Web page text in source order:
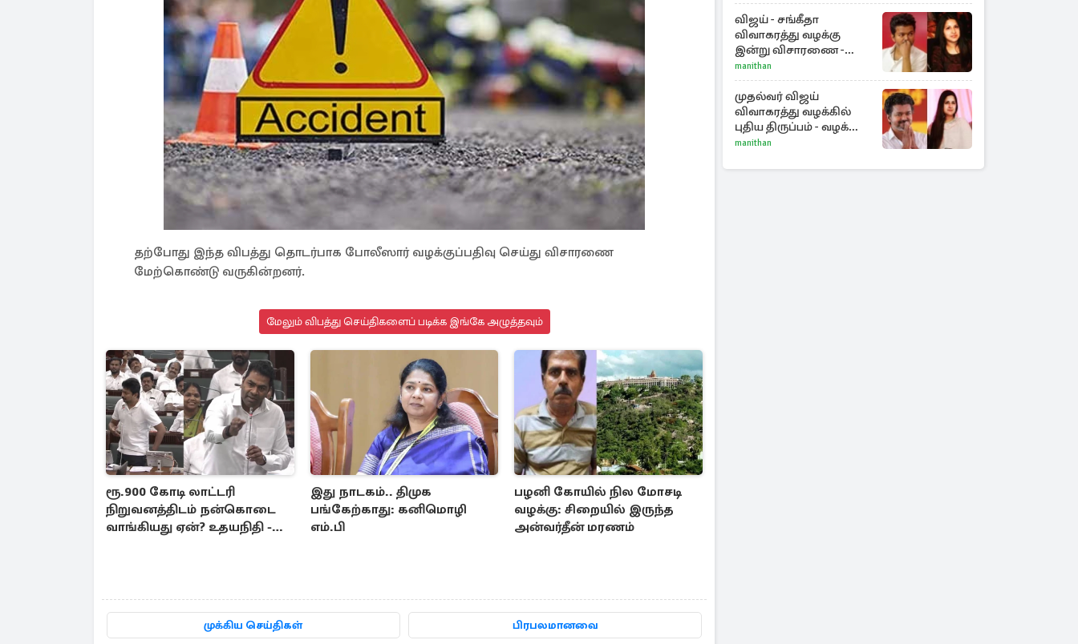
தற்போது இந்த விபத்து தொடர்பாக போலீஸார் வழக்குப்பதிவு செய்து விசாரணை
மேற்கொண்டு வருகின்றனர்.
மேலும் விபத்து செய்திகளைப் படிக்க இங்கே அழுத்தவும்
ரூ.900 கோடி லாட்டரி
நிறுவனத்திடம் நன்கொடை
வாங்கியது ஏன்? உதயநிதி -
இது நாடகம்.. திமுக
பங்கேற்காது: கனிமொழி
எம்.பி
பழனி கோயில் நில மோசடி
வழக்கு: சிறையில் இருந்த
அன்வர்தீன் மரணம்
முக்கிய செய்திகள் பிரபலமானவை
விஜய் - சங்கீதா
விவாகரத்து வழக்கு
இன்று விசாரணை -
காணொளி மூலம்
ஆஜராக வாய்ப்பு
manithan
முதல்வர் விஜய்
விவாகரத்து வழக்கில்
புதிய திருப்பம் - வழக்கை
வாபஸ் பெற்ற சங்கீதா!
manithan